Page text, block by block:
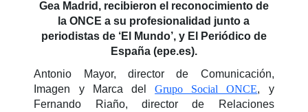
Gea Madrid, recibieron el reconocimiento de
la ONCE a su profesionalidad junto a
periodistas de ‘El Mundo’, y El Periódico de
España (epe.es).
Antonio Mayor, director de Comunicación,
Imagen y Marca delGrupo Social ONCE, y
Fernando Riaño, director de Relaciones